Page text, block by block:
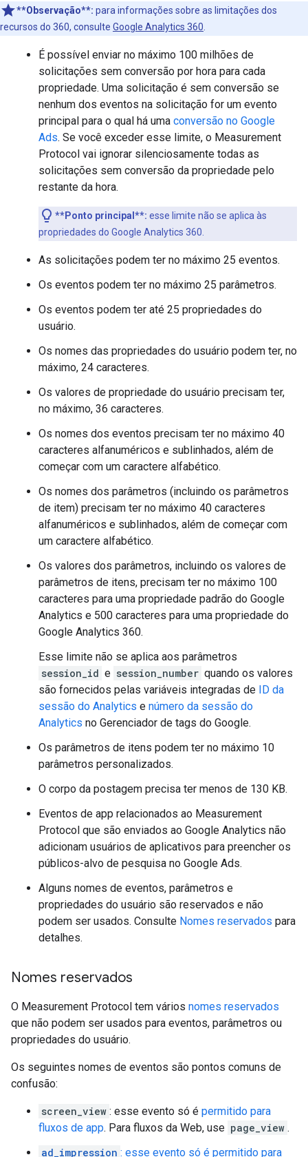
**Observação**: para informações sobre as limitações dos
recursos do 360, consulte Google Analytics 360
É possível enviar no máximo 100 milhões de
solicitações sem conversão por hora para cada
propriedade. Uma solicitação é sem conversão se
nenhum dos eventos na solicitação for um evento
principal para o qual há uma conversão no Google
Ads. Se você exceder esse limite, o Measurement
Protocol vai ignorar silenciosamente todas as
solicitações sem conversão da propriedade pelo
restante da hora.
**Ponto principal**: esse limite não se aplica às
propriedades do Google Analytics 360.
As solicitações podem ter no máximo 25 eventos.
Os eventos podem ter no máximo 25 parâmetros.
Os eventos podem ter até 25 propriedades do
usuário.
Os nomes das propriedades do usuário podem ter, no
máximo, 24 caracteres.
Os valores de propriedade do usuário precisam ter,
no máximo, 36 caracteres.
Os nomes dos eventos precisam ter no máximo 40
caracteres alfanuméricos e sublinhados, além de
começar com um caractere alfabético.
Os nomes dos parâmetros (incluindo os parâmetros
de item) precisam ter no máximo 40 caracteres
alfanuméricos e sublinhados, além de começar com
um caractere alfabético.
Os valores dos parâmetros, incluindo os valores de
parâmetros de itens, precisam ter no máximo 100
caracteres para uma propriedade padrão do Google
Analytics e 500 caracteres para uma propriedade do
Google Analytics 360.
Esse limite não se aplica aos parâmetros
session_id e session_number quando os valores
são fornecidos pelas variáveis integradas de ID da
sessão do Analytics e número da sessão do
Analytics no Gerenciador de tags do Google.
Os parâmetros de itens podem ter no máximo 10
parâmetros personalizados.
O corpo da postagem precisa ter menos de 130 KB.
Eventos de app relacionados ao Measurement
Protocol que são enviados ao Google Analytics não
adicionam usuários de aplicativos para preencher os
públicos-alvo de pesquisa no Google Ads.
Alguns nomes de eventos, parâmetros e
propriedades do usuário são reservados e não
podem ser usados. Consulte Nomes reservados para
detalhes.
Nomes reservados
O Measurement Protocol tem vários nomes reservados
que não podem ser usados para eventos, parâmetros ou
propriedades do usuário.
Os seguintes nomes de eventos são pontos comuns de
confusão:
screen_view : esse evento só é permitido para
fluxos de app. Para fluxos da Web, use page_view .
ad_impression : esse evento só é permitido para